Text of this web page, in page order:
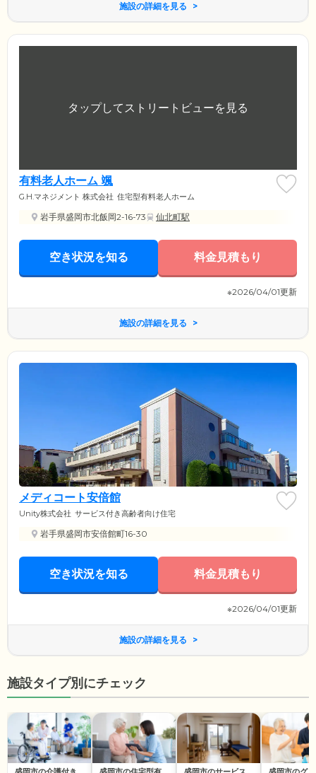
施設の詳細を見る
有料老人ホーム 颯
G.H.マネジメント 株式会社 住宅型有料老人ホーム
岩手県盛岡市北飯岡2-16-73 仙北町駅
空き状況を知る 料金見積もり
※2026/04/01更新
施設の詳細を見る
メディコート安倍館
Unity株式会社 サービス付き高齢者向け住宅
岩手県盛岡市安倍館町16-30
空き状況を知る 料金見積もり
※2026/04/01更新
施設の詳細を見る
施設タイプ別にチェック